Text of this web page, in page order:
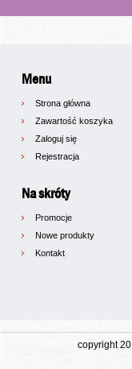
Menu
Strona główna
Zawartość koszyka
Zaloguj się
Rejestracja
Na skróty
Promocje
Nowe produkty
Kontakt
copyright